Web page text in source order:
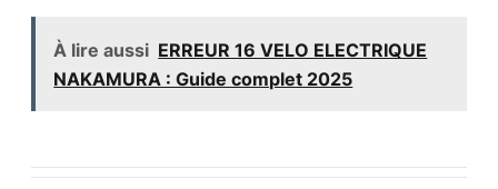
À lire aussi ERREUR 16 VELO ELECTRIQUE
NAKAMURA : Guide complet 2025